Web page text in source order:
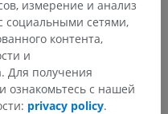
измерение и анализ
социальными сетями,
контента,
и
Для получения
ознакомьтесь с нашей
privacy policy.